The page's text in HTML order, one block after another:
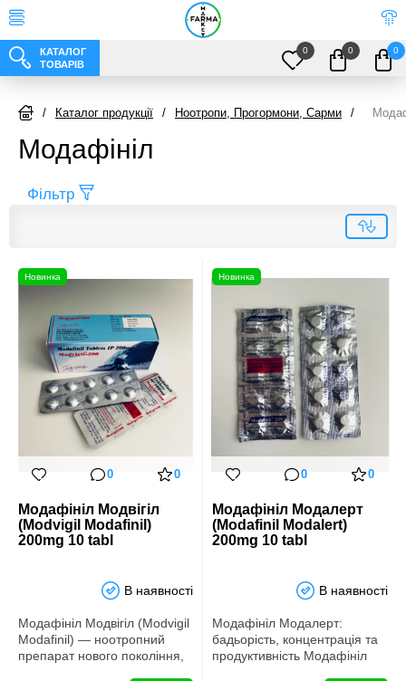
КАТАЛОГ
ТОВАРІВ
0 0 0
/ Каталог продукції / Ноотропи, Прогормони, Сарми /
Модафініл
Фільтр
Новинка
0 0
Модафініл Модвігіл
(Modvigil Modafinil)
200mg 10 tabl
В наявності
Модафініл Модвігіл (Modvigil
Modafinil) — ноотропний
препарат нового покоління,
Новинка
0 0
Модафініл Модалерт
(Modafinil Modalert)
200mg 10 tabl
В наявності
Модафініл Модалерт:
бадьорість, концентрація та
продуктивність Модафініл